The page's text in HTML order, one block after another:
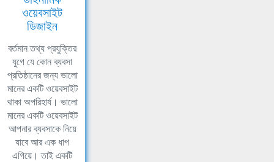
ওয়েবসাইট
ডিজাইন
বর্তমান তথ্য প্রযুক্তির
যুগে যে কোন ব্যবসা
প্রতিষ্ঠানের জন্য ভালো
মানের একটি ওয়েবসাইট
থাকা অপরিহার্য। ভালো
মানের একটি ওয়েবসাইট
আপনার ব্যবসাকে নিয়ে
যাবে আর এক ধাপ
এগিয়ে। তাই একটি